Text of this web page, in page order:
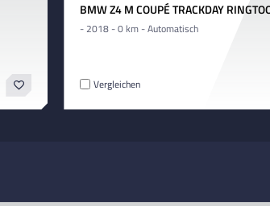
BMW Z4 M COUPÉ TRACKDAY
- 2018 - 0 km - Automatisch
Vergleichen